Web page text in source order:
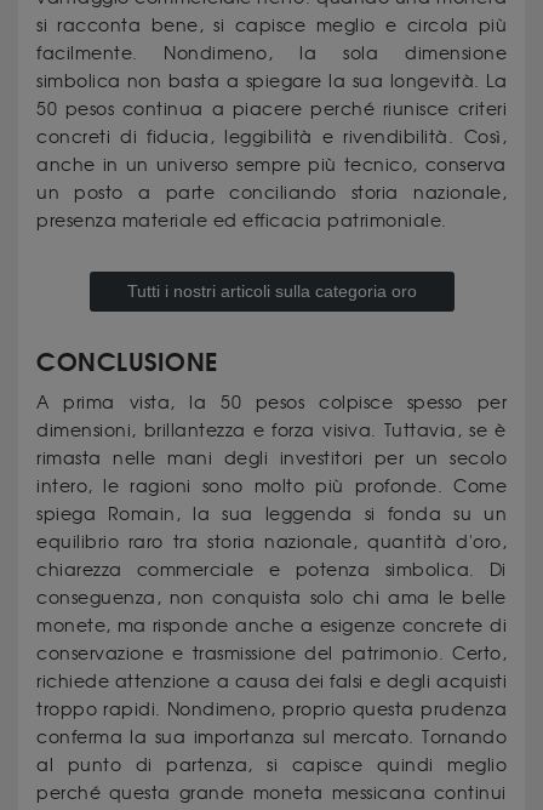
si racconta bene, si capisce meglio e circola più
facilmente. Nondimeno, la sola dimensione
simbolica non basta a spiegare la sua longevità. La
50 pesos continua a piacere perché riunisce criteri
concreti di fiducia, leggibilità e rivendibilità. Così,
anche in un universo sempre più tecnico, conserva
un posto a parte conciliando storia nazionale,
presenza materiale ed efficacia patrimoniale.
Tutti i nostri articoli sulla categoria oro
CONCLUSIONE
A prima vista, la 50 pesos colpisce spesso per
dimensioni, brillantezza e forza visiva. Tuttavia, se è
rimasta nelle mani degli investitori per un secolo
intero, le ragioni sono molto più profonde. Come
spiega Romain, la sua leggenda si fonda su un
equilibrio raro tra storia nazionale, quantità d'oro,
chiarezza commerciale e potenza simbolica. Di
conseguenza, non conquista solo chi ama le belle
monete, ma risponde anche a esigenze concrete di
conservazione e trasmissione del patrimonio. Certo,
richiede attenzione a causa dei falsi e degli acquisti
troppo rapidi. Nondimeno, proprio questa prudenza
conferma la sua importanza sul mercato. Tornando
al punto di partenza, si capisce quindi meglio
perché questa grande moneta messicana continui